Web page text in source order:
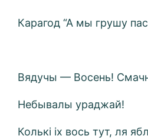
Карагод “А мы грушу
Вядучы — Восень!
Небывалы ураджай!
Колькі іх вось тут, ля